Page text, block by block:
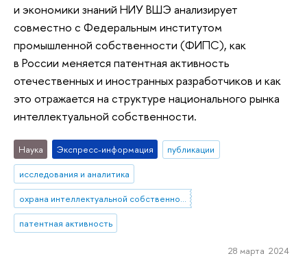
и экономики знаний НИУ ВШЭ анализирует
совместно с Федеральным институтом
промышленной собственности (ФИПС), как
в России меняется патентная активность
отечественных и иностранных разработчиков и как
это отражается на структуре национального рынка
интеллектуальной собственности.
Наука Экспресс-информация
публикации
исследования и аналитика
охрана интеллектуальной собственности
патентная активность
28 марта 2024